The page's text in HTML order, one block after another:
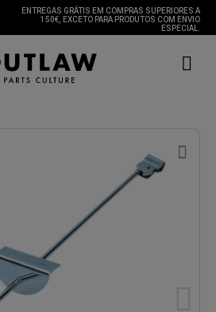
ENTREGAS GRÁTIS EM COMPRAS SUPERIORES A
150€, EXCETO PARA PRODUTOS COM ENVIO
ESPECIAL.